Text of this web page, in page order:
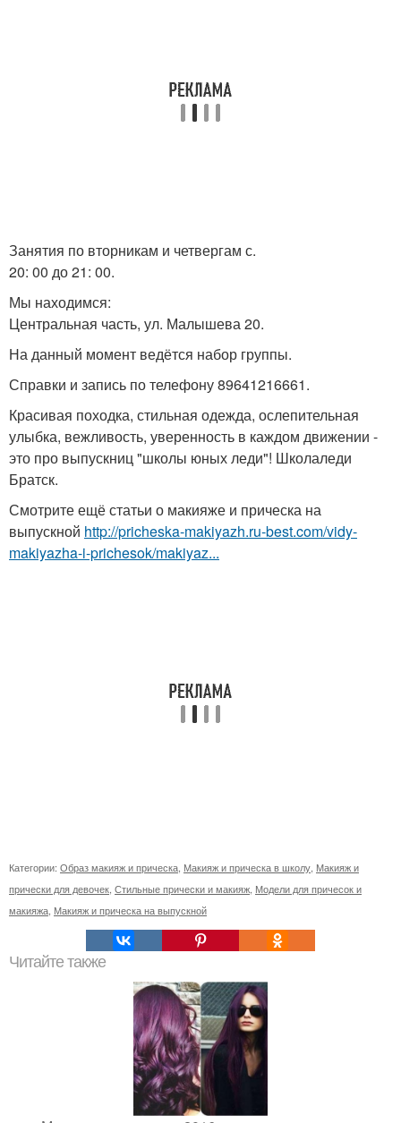
Занятия по вторникам и четвергам с.
20: 00 до 21: 00.
Мы находимся:
Центральная часть, ул. Малышева 20.
На данный момент ведётся набор группы.
Справки и запись по телефону 89641216661.
Красивая походка, стильная одежда, ослепительная
улыбка, вежливость, уверенность в каждом движении -
это про выпускниц "школы юных леди"! Школаледи
Братск.
Смотрите ещё статьи о макияже и прическа на
выпускной http://pricheska-makiyazh.ru-best.com/vidy-
makiyazha-i-prichesok/makiyaz...
Категории: Образ макияж и прическа Макияж и прическа в школу Макияж и
прически для девочек Стильные прически и макияж Модели для причесок и
макияжа Макияж и прическа на выпускной
Читайте также